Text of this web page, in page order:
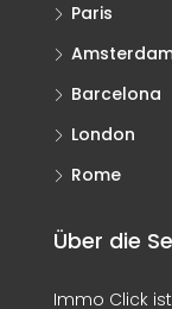
Paris
Barcelona
London
Rome
Über die
Immo Click